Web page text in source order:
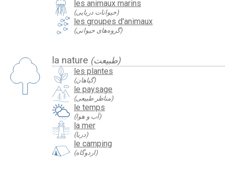
les animaux marins
(حیوانات دریایی)
les groupes d'animaux
(گروه‌های حیوانی)
la nature (طبیعت)
les plantes
(گیاهان)
le paysage
(مناظر طبیعی)
le temps
(آب و هوا)
la mer
(دریا)
le camping
(اردوگاه)